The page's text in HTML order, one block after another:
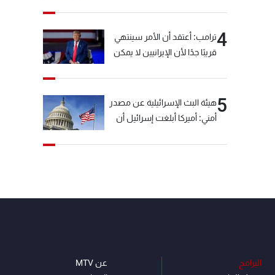
4ترامب: أعتقد أن الأمر سينتهي
قريبًا جدًا لأن الإيرانيين لا يمكن
5هيئة البث الإسرائيلية عن مصدر
أمني: أميركا أبلغت إسرائيل أن
البرامج
عن MTV